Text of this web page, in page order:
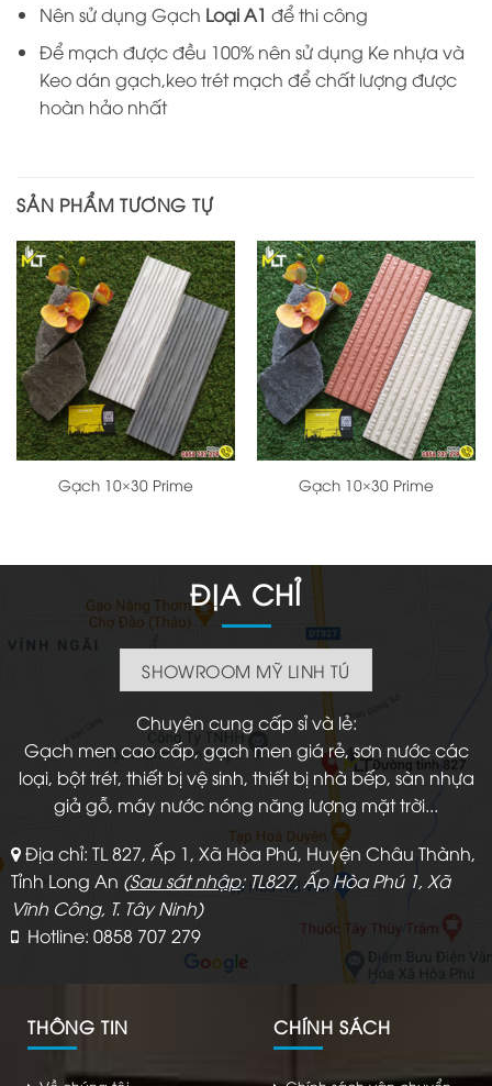
Nên sử dụng Gạch Loại A1 để thi công
Để mạch được đều 100% nên sử dụng Ke nhựa và
Keo dán gạch,keo trét mạch để chất lượng được
hoàn hảo nhất
SẢN PHẨM TƯƠNG TỰ
Gạch 10×30 Prime Gạch 10×30 Prime
ĐỊA CHỈ
SHOWROOM MỸ LINH TÚ
Chuyên cung cấp sỉ và lẻ:
Gạch men cao cấp, gạch men giá rẻ, sơn nước các
loại, bột trét, thiết bị vệ sinh, thiết bị nhà bếp, sàn nhựa
giả gỗ, máy nước nóng năng lượng mặt trời...
Địa chỉ: TL 827, Ấp 1, Xã Hòa Phú, Huyện Châu Thành,
Tỉnh Long An (Sau sát nhập: TL827, Ấp Hòa Phú 1, Xã
Vĩnh Công, T. Tây Ninh)
Hotline: 0858 707 279
THÔNG TIN CHÍNH SÁCH